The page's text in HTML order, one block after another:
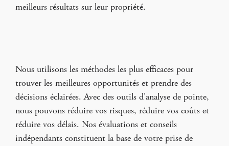
meilleurs résultats sur leur propriété.
Nous utilisons les méthodes les plus efficaces pour
trouver les meilleures opportunités et prendre des
décisions éclairées. Avec des outils d'analyse de pointe,
nous pouvons réduire vos risques, réduire vos coûts et
réduire vos délais. Nos évaluations et conseils
indépendants constituent la base de votre prise de